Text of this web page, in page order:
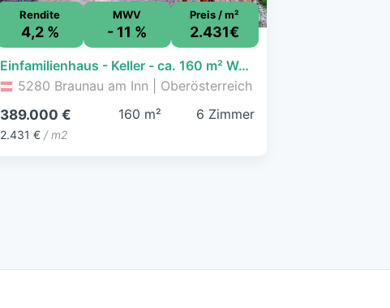
Rendite
4,2 %
MWV
- 11 %
Preis / m²
2.431€
Einfamilienhaus - Keller - ca. 160 m² Wohnfläche - 5 Schlafzimmer - Garten und Gartenhaus!
5280 Braunau am Inn | Oberösterreich
389.000 €
2.431 € / m2
160 m² 6 Zimmer